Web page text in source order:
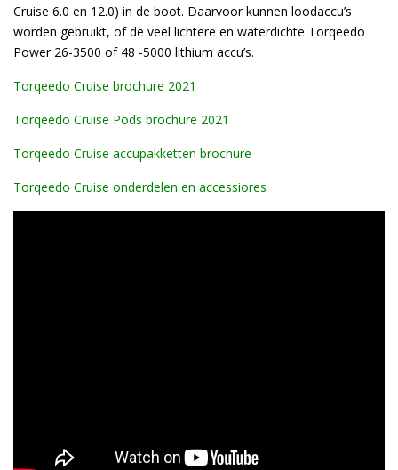
Cruise 6.0 en 12.0) in de boot. Daarvoor kunnen loodaccu’s
worden gebruikt, of de veel lichtere en waterdichte Torqeedo
Power 26-3500 of 48 -5000 lithium accu’s.
Torqeedo Cruise brochure 2021
Torqeedo Cruise Pods brochure 2021
Torqeedo Cruise accupakketten brochure
Torqeedo Cruise onderdelen en accessiores